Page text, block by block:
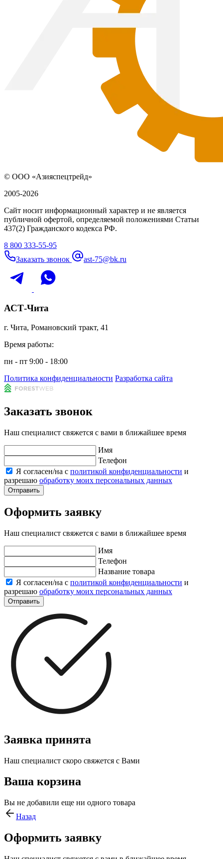
© ООО «Азияспецтрейд»
2005-2026
Сайт носит информационный характер и не является
публичной офертой, определяемой положениями Статьи
437(2) Гражданского кодекса РФ.
8 800 333-55-95
Заказать звонок
ast-75@bk.ru
АСТ-Чита
г. Чита, Романовский тракт, 41
Время работы:
пн - пт 9:00 - 18:00
Политика конфиденциальности Разработка сайта
Заказать звонок
Наш специалист свяжется с вами в ближайшее время
Имя
Телефон
Я согласен/на с политикой конфиденциальности и
разрешаю обработку моих персональных данных
Отправить
Оформить заявку
Наш специалист свяжется с вами в ближайшее время
Имя
Телефон
Название товара
Я согласен/на с политикой конфиденциальности и
разрешаю обработку моих персональных данных
Отправить
Заявка принята
Наш специалист скоро свяжется с Вами
Ваша корзина
Вы не добавили еще ни одного товара
Назад
Оформить заявку